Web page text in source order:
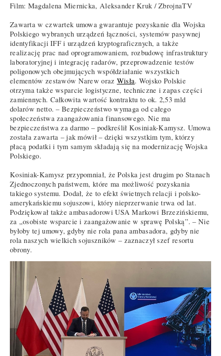
Film: Magdalena Miernicka, Aleksander Kruk / ZbrojnaTV
Zawarta w czwartek umowa gwarantuje pozyskanie dla Wojska
Polskiego wybranych urządzeń łączności, systemów pasywnej
identyfikacji IFF i urządzeń kryptograficznych, a także
realizację prac nad oprogramowaniem, rozbudowę infrastruktury
laboratoryjnej i integrację radarów, przeprowadzenie testów
poligonowych obejmujących współdziałanie wszystkich
elementów zestawów Narew oraz Wisła. Wojsko Polskie
otrzyma także wsparcie logistyczne, techniczne i zapas części
zamiennych. Całkowita wartość kontraktu to ok. 2,53 mld
dolarów netto. – Bezpieczeństwo wymaga od całego
społeczeństwa zaangażowania finansowego. Nie ma
bezpieczeństwa za darmo – podkreślił Kosiniak-Kamysz. Umowa
została zawarta – jak mówił – dzięki wszystkim tym, którzy
płacą podatki i tym samym składają się na modernizację Wojska
Polskiego.
Kosiniak-Kamysz przypomniał, że Polska jest drugim po Stanach
Zjednoczonych państwem, które ma możliwość pozyskania
takiego systemu. Dodał, że to efekt świetnych relacji i polsko-
amerykańskiemu sojuszowi, który nieprzerwanie trwa od lat.
Podziękował także ambasadorowi USA Markowi Brzezińskiemu,
za „osobiste wsparcie i zaangażowanie w sprawę Polską”. – Nie
byłoby tej umowy, gdyby nie rola pana ambasadora, gdyby nie
rola naszych wielkich sojuszników – zaznaczył szef resortu
obrony.